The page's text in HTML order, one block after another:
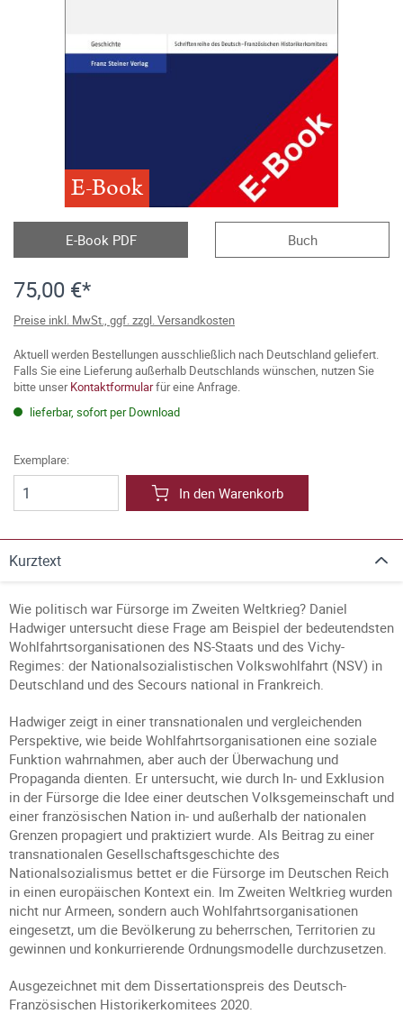
E-Book
E-Book PDF Buch
75,00 €*
Preise inkl. MwSt., ggf. zzgl. Versandkosten
Aktuell werden Bestellungen ausschließlich nach Deutschland geliefert.
Falls Sie eine Lieferung außerhalb Deutschlands wünschen, nutzen Sie
bitte unserKontaktformularfür eine Anfrage.
lieferbar, sofort per Download
Exemplare:
In den Warenkorb
Kurztext
Wie politisch war Fürsorge im Zweiten Weltkrieg? Daniel
Hadwiger untersucht diese Frage am Beispiel der bedeutendsten
Wohlfahrtsorganisationen des NS-Staats und des Vichy-
Regimes: der Nationalsozialistischen Volkswohlfahrt (NSV) in
Deutschland und des Secours national in Frankreich.
Hadwiger zeigt in einer transnationalen und vergleichenden
Perspektive, wie beide Wohlfahrtsorganisationen eine soziale
Funktion wahrnahmen, aber auch der Überwachung und
Propaganda dienten. Er untersucht, wie durch In- und Exklusion
in der Fürsorge die Idee einer deutschen Volksgemeinschaft und
einer französischen Nation in- und außerhalb der nationalen
Grenzen propagiert und praktiziert wurde. Als Beitrag zu einer
transnationalen Gesellschaftsgeschichte des
Nationalsozialismus bettet er die Fürsorge im Deutschen Reich
in einen europäischen Kontext ein. Im Zweiten Weltkrieg wurden
nicht nur Armeen, sondern auch Wohlfahrtsorganisationen
eingesetzt, um die Bevölkerung zu beherrschen, Territorien zu
gewinnen und konkurrierende Ordnungsmodelle durchzusetzen.
Ausgezeichnet mit dem Dissertationspreis des Deutsch-
Französischen Historikerkomitees 2020.